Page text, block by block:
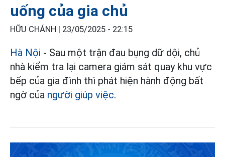
uống của gia chủ
HỮU CHÁNH | 23/05/2025 - 22:15
Hà Nội - Sau một trận đau bụng dữ dội, chủ
nhà kiểm tra lại camera giám sát quay khu vực
bếp của gia đình thì phát hiện hành động bất
ngờ của người giúp việc.